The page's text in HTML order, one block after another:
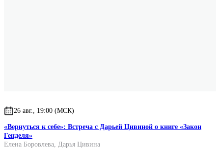
26 авг., 19:00 (МСК)
«Вернуться к себе»: Встреча с Дарьей Цивиной о книге «Закон
Генделя»
Елена Боровлева, Дарья Цивина